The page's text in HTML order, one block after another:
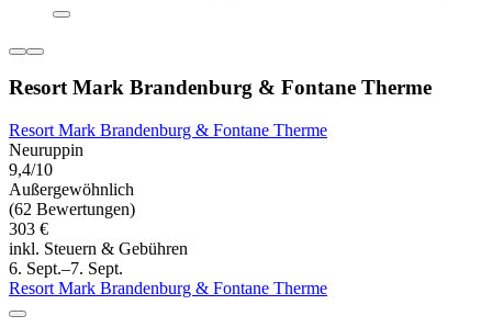
Resort Mark Brandenburg & Fontane Therme
Resort Mark Brandenburg & Fontane Therme
Neuruppin
9,4/10
Außergewöhnlich
(62 Bewertungen)
303 €
inkl. Steuern & Gebühren
6. Sept.–7. Sept.
Resort Mark Brandenburg & Fontane Therme